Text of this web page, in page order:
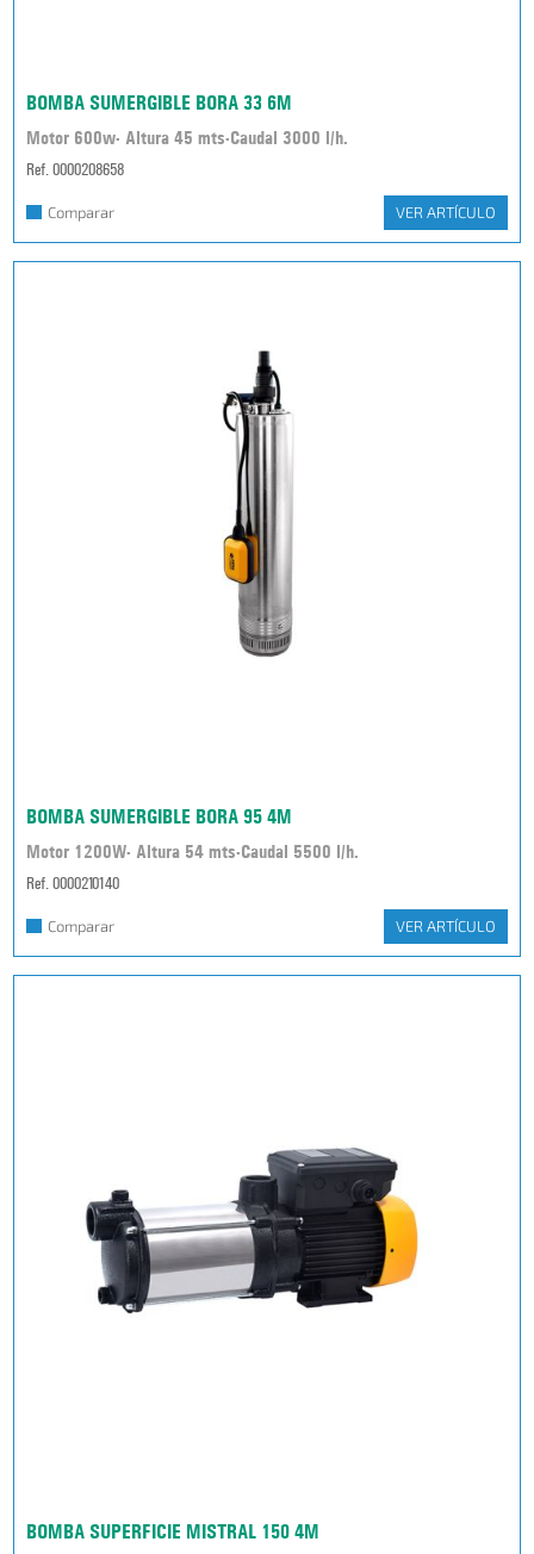
BOMBA SUMERGIBLE BORA 33 6M
Motor 600w- Altura 45 mts-Caudal 3000 l/h.
Ref. 0000208658
Comparar VER ARTÍCULO
BOMBA SUMERGIBLE BORA 95 4M
Motor 1200W- Altura 54 mts-Caudal 5500 l/h.
Ref. 0000210140
Comparar VER ARTÍCULO
BOMBA SUPERFICIE MISTRAL 150 4M